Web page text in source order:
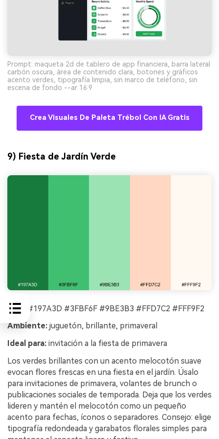
Prompt: maqueta 2d de tablero de app financiera, barra lateral
carbón oscura, área de contenido clara, botones y gráficos
acento verdes, tipografía limpia, sin marco de teléfono, sin
escena de fondo --ar 16:9
Crea Visuales De Paleta Trébol Con IA Gratis
9) Fiesta de Jardín Verde
HEX:
#197A3D #3FBF6F #9BE3B3 #FFD7C2 #FFF9F2
Ambiente: juguetón, brillante, primaveral
Ideal para: invitación a la fiesta de primavera
Los verdes brillantes con un acento melocotón suave
evocan flores frescas en una fiesta en el jardín. Úsalo
para invitaciones de primavera, volantes de brunch o
publicaciones sociales de temporada. Deja que los verdes
lideren y mantén el melocotón como un pequeño
acento para fechas, íconos o separadores. Consejo: elige
tipografía redondeada y garabatos florales simples para